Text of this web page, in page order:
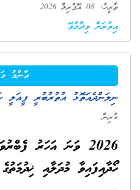
ތާރީޚު: 08 އޭޕްރިލް 2026
އިތުރަށް ވިދާޅުވޭ
ޢާންމު
ނިލަންދެއަތޮޅު އުތުރުބުރީ
ކުރިން
2026 ވަނަ އަހަރު
ހޯދާއިފައިވާ މުދަލާއި